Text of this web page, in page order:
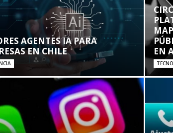
AGENTES IA PARA
EN CHILE
EN